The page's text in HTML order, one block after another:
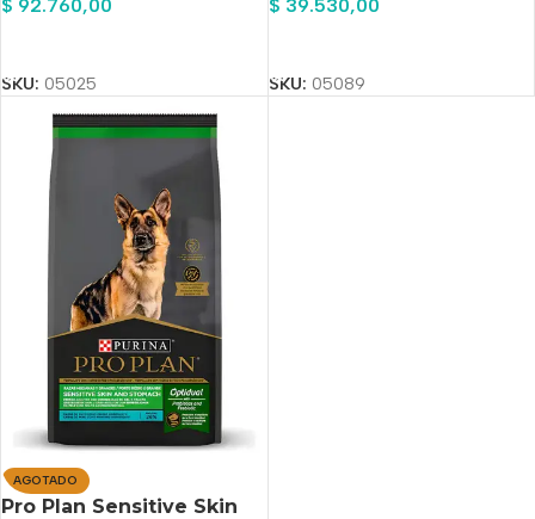
$ 92.760,00
SKU: 05025
$ 39.530,00
SKU: 05089
AGOTADO
Pro Plan Sensitive Skin